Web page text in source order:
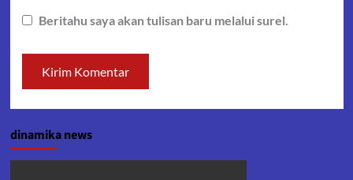
Beritahu saya akan tulisan baru melalui surel.
dinamika news